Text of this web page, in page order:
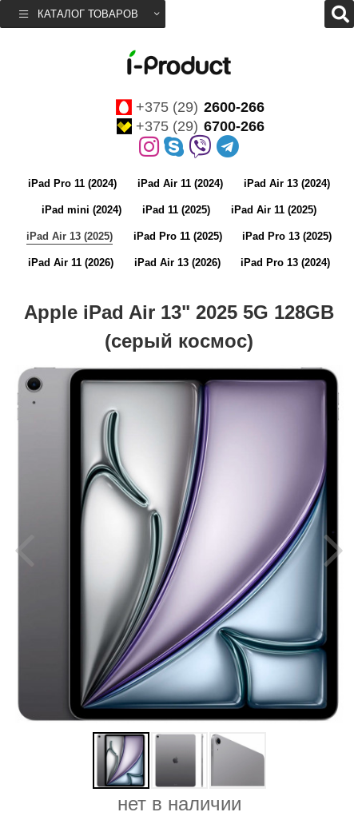
КАТАЛОГ ТОВАРОВ
+375 (29) 2600-266
+375 (29) 6700-266
iPad Pro 11 (2024) iPad Air 11 (2024) iPad Air 13 (2024)
iPad mini (2024) iPad 11 (2025) iPad Air 11 (2025)
iPad Air 13 (2025) iPad Pro 11 (2025) iPad Pro 13 (2025)
iPad Air 11 (2026) iPad Air 13 (2026) iPad Pro 13 (2024)
Apple iPad Air 13" 2025 5G 128GB
(серый космос)
нет в наличии